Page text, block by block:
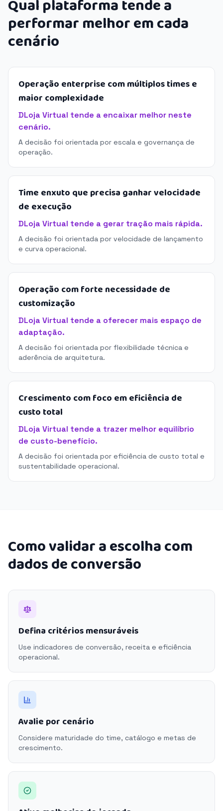
Qual plataforma tende a
performar melhor em cada
cenário
Operação enterprise com múltiplos times e
maior complexidade
DLoja Virtual tende a encaixar melhor neste
cenário.
A decisão foi orientada por escala e governança de
operação.
Time enxuto que precisa ganhar velocidade
de execução
DLoja Virtual tende a gerar tração mais rápida.
A decisão foi orientada por velocidade de lançamento
e curva operacional.
Operação com forte necessidade de
customização
DLoja Virtual tende a oferecer mais espaço de
adaptação.
A decisão foi orientada por flexibilidade técnica e
aderência de arquitetura.
Crescimento com foco em eficiência de
custo total
DLoja Virtual tende a trazer melhor equilíbrio
de custo-benefício.
A decisão foi orientada por eficiência de custo total e
sustentabilidade operacional.
Como validar a escolha com
dados de conversão
Defina critérios mensuráveis
Use indicadores de conversão, receita e eficiência
operacional.
Avalie por cenário
Considere maturidade do time, catálogo e metas de
crescimento.